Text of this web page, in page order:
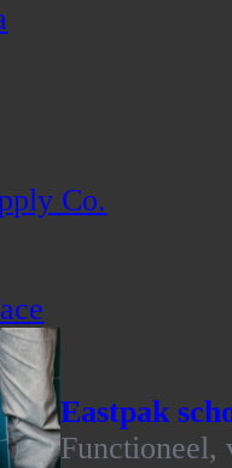
Co.
Eastpak
Functioneel,